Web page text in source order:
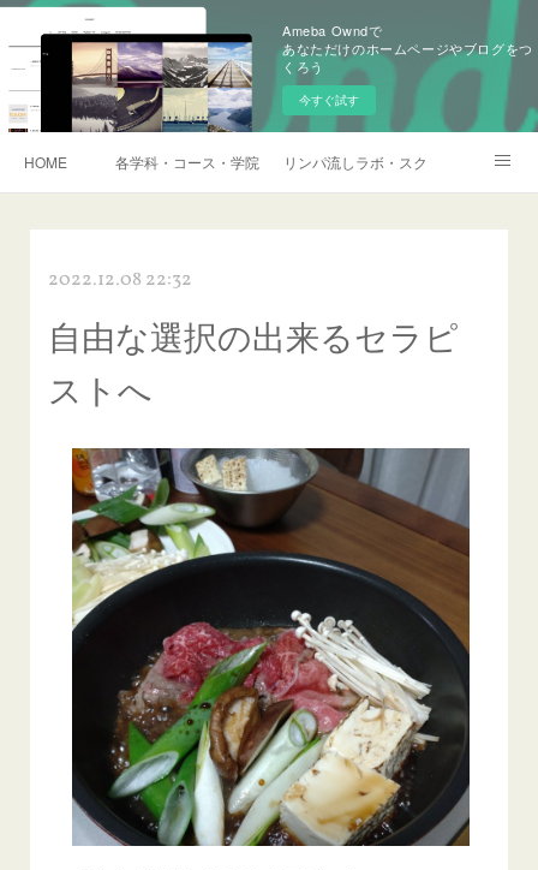
Ameba Owndで
あなただけのホームページやブログをつ
くろう
今すぐ試す
HOME 各学科・コース・学院長挨拶リンパ流しラボ・スクール説明会・
2022.12.08 22:32
自由な選択の出来るセラピ
ストへ